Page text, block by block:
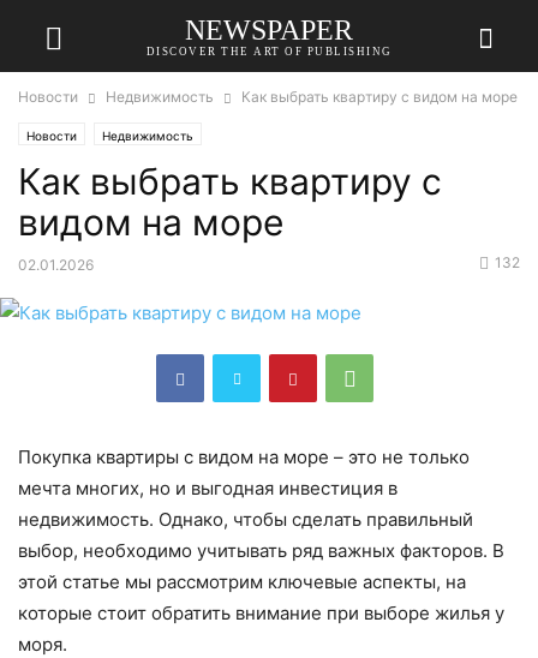
NEWSPAPER
DISCOVER THE ART OF PUBLISHING
Новости Недвижимость Как выбрать квартиру с видом на море
Новости Недвижимость
Как выбрать квартиру с
видом на море
02.01.2026 132
Покупка квартиры с видом на море – это не только
мечта многих, но и выгодная инвестиция в
недвижимость. Однако, чтобы сделать правильный
выбор, необходимо учитывать ряд важных факторов. В
этой статье мы рассмотрим ключевые аспекты, на
которые стоит обратить внимание при выборе жилья у
моря.